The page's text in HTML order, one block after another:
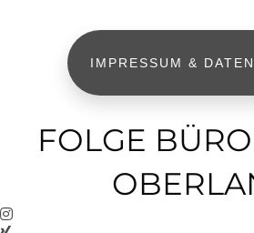
IMPRESSUM &
FOLGE